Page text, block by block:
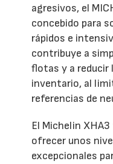
agresivos, el
concebido para
rápidos e
contribuye a
flotas y a reducir
inventario, al
referencias de
El Michelin
ofrecer unos
excepcionales